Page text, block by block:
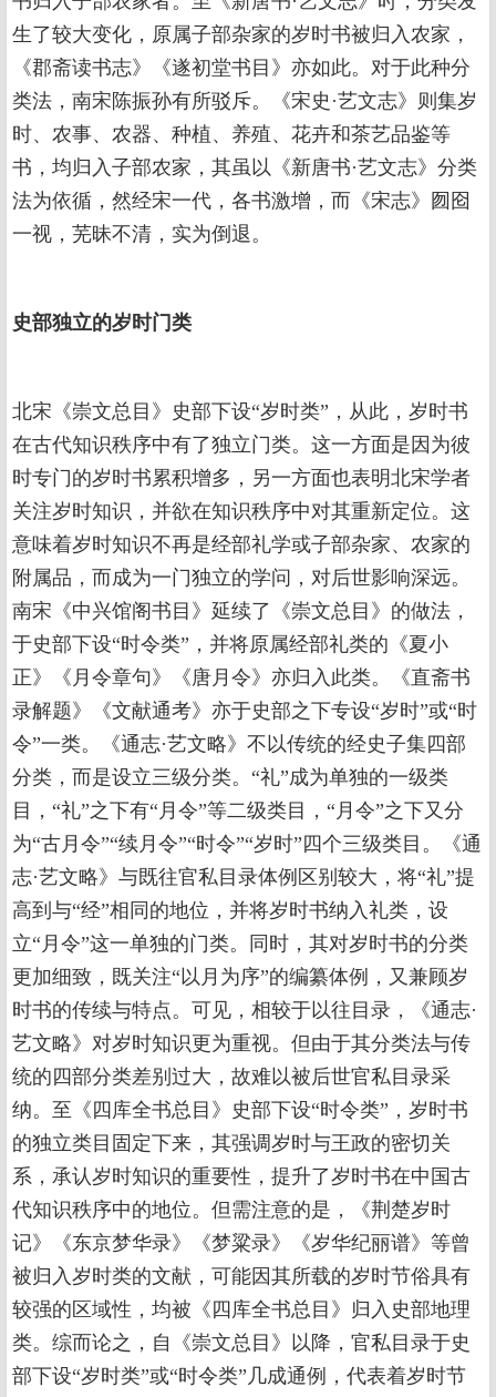
生了较大变化，原属子部杂家的岁时书被归入农家，
《郡斋读书志》《遂初堂书目》亦如此。对于此种分
类法，南宋陈振孙有所驳斥。《宋史·艺文志》则集岁
时、农事、农器、种植、养殖、花卉和茶艺品鉴等
书，均归入子部农家，其虽以《新唐书·艺文志》分类
法为依循，然经宋一代，各书激增，而《宋志》囫囵
一视，芜昧不清，实为倒退。
史部独立的岁时门类
北宋《崇文总目》史部下设“岁时类”，从此，岁时书
在古代知识秩序中有了独立门类。这一方面是因为彼
时专门的岁时书累积增多，另一方面也表明北宋学者
关注岁时知识，并欲在知识秩序中对其重新定位。这
意味着岁时知识不再是经部礼学或子部杂家、农家的
附属品，而成为一门独立的学问，对后世影响深远。
南宋《中兴馆阁书目》延续了《崇文总目》的做法，
于史部下设“时令类”，并将原属经部礼类的《夏小
正》《月令章句》《唐月令》亦归入此类。《直斋书
录解题》《文献通考》亦于史部之下专设“岁时”或“时
令”一类。《通志·艺文略》不以传统的经史子集四部
分类，而是设立三级分类。“礼”成为单独的一级类
目，“礼”之下有“月令”等二级类目，“月令”之下又分
为“古月令”“续月令”“时令”“岁时”四个三级类目。《通
志·艺文略》与既往官私目录体例区别较大，将“礼”提
高到与“经”相同的地位，并将岁时书纳入礼类，设
立“月令”这一单独的门类。同时，其对岁时书的分类
更加细致，既关注“以月为序”的编纂体例，又兼顾岁
时书的传续与特点。可见，相较于以往目录，《通志·
艺文略》对岁时知识更为重视。但由于其分类法与传
统的四部分类差别过大，故难以被后世官私目录采
纳。至《四库全书总目》史部下设“时令类”，岁时书
的独立类目固定下来，其强调岁时与王政的密切关
系，承认岁时知识的重要性，提升了岁时书在中国古
代知识秩序中的地位。但需注意的是，《荆楚岁时
记》《东京梦华录》《梦粱录》《岁华纪丽谱》等曾
被归入岁时类的文献，可能因其所载的岁时节俗具有
较强的区域性，均被《四库全书总目》归入史部地理
类。综而论之，自《崇文总目》以降，官私目录于史
部下设“岁时类”或“时令类”几成通例，代表着岁时节